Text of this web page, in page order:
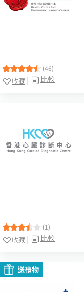
(46)
比較
收藏
(1)
比較
收藏
送禮物